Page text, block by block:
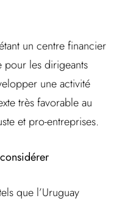
un centre financier
pour les dirigeants
une activité
très favorable au
et pro-entreprises.
que l’Uruguay